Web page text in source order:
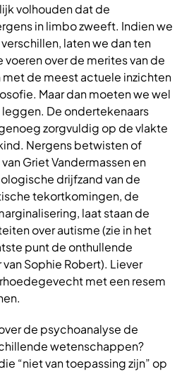
volhouden dat de
in limbo zweeft. Indien we
laten we dan ten
over de merites van de
met de meest actuele inzichten
Maar dan moeten we wel
De ondertekenaars
zorgvuldig op de vlakte
Nergens betwisten of
Griet Vandermassen en
drijfzand van de
tekortkomingen, de
laat staan de
over autisme (zie in het
punt de onthullende
Sophie Robert). Liever
met een resem
de psychoanalyse de
wetenschappen?
“niet van toepassing zijn” op